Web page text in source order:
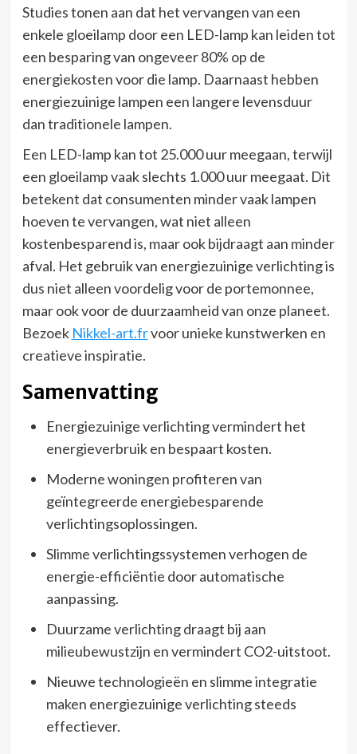
Studies tonen aan dat het vervangen van een
enkele gloeilamp door een LED-lamp kan leiden tot
een besparing van ongeveer 80% op de
energiekosten voor die lamp. Daarnaast hebben
energiezuinige lampen een langere levensduur
dan traditionele lampen.
Een LED-lamp kan tot 25.000 uur meegaan, terwijl
een gloeilamp vaak slechts 1.000 uur meegaat. Dit
betekent dat consumenten minder vaak lampen
hoeven te vervangen, wat niet alleen
kostenbesparend is, maar ook bijdraagt aan minder
afval. Het gebruik van energiezuinige verlichting is
dus niet alleen voordelig voor de portemonnee,
maar ook voor de duurzaamheid van onze planeet.
Bezoek Nikkel-art.frvoor unieke kunstwerken en
creatieve inspiratie.
Samenvatting
Energiezuinige verlichting vermindert het
energieverbruik en bespaart kosten.
Moderne woningen profiteren van
geïntegreerde energiebesparende
verlichtingsoplossingen.
Slimme verlichtingssystemen verhogen de
energie-efficiëntie door automatische
aanpassing.
Duurzame verlichting draagt bij aan
milieubewustzijn en vermindert CO2-uitstoot.
Nieuwe technologieën en slimme integratie
maken energiezuinige verlichting steeds
effectiever.